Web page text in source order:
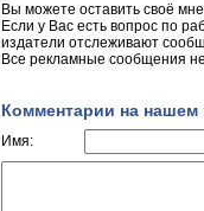
Вы можете оставить своё
Если у Вас есть вопрос по
издатели отслеживают
Все рекламные сообщения
Комментарии на нашем
Имя: